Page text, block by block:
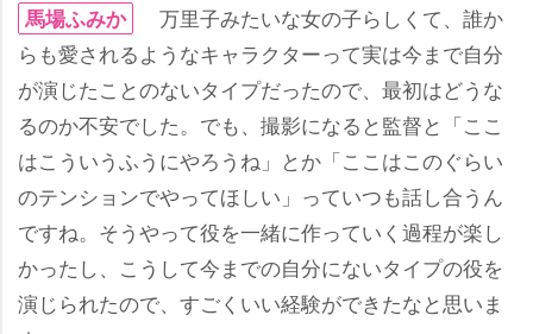
馬場ふみか
万里子みたいな女の子らしくて、誰か
らも愛されるようなキャラクターって実は今まで自分
が演じたことのないタイプだったので、最初はどうな
るのか不安でした。でも、撮影になると監督と「ここ
はこういうふうにやろうね」とか「ここはこのぐらい
のテンションでやってほしい」っていつも話し合うん
ですね。そうやって役を一緒に作っていく過程が楽し
かったし、こうして今までの自分にないタイプの役を
演じられたので、すごくいい経験ができたなと思いま